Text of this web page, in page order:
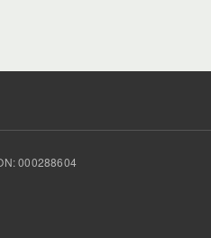
000288604